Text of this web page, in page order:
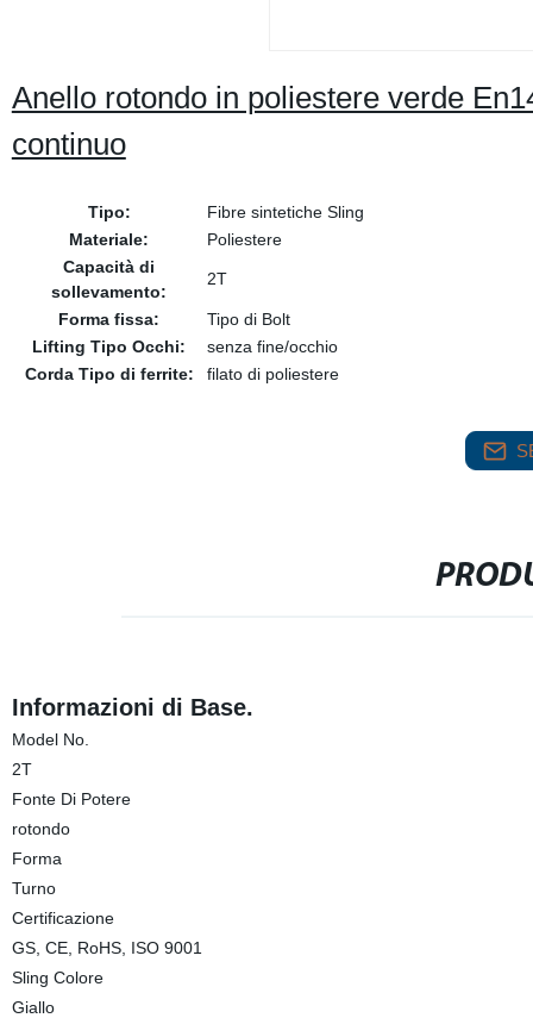
Anello rotondo in poliestere verde
continuo
Tipo:
Fibre sintetiche Sling
Materiale:
Poliestere
Capacità di
sollevamento:
2T
Forma fissa:
Tipo di Bolt
Lifting Tipo Occhi:
senza fine/occhio
Corda Tipo di ferrite:
filato di poliestere
Informazioni di Base.
Model No.
2T
Fonte Di Potere
rotondo
Forma
Turno
Certificazione
GS, CE, RoHS, ISO 9001
Sling Colore
Giallo